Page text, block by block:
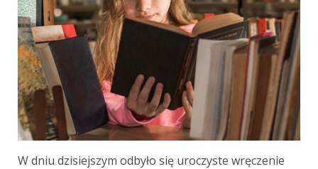
W dniu dzisiejszym odbyło się uroczyste wręczenie